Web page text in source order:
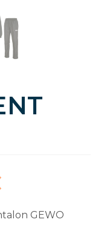
GEWO